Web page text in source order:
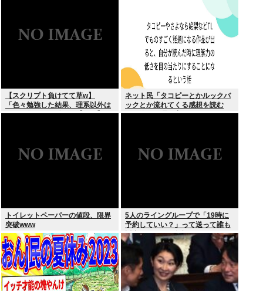
【スクリプト負けてて草w】
「色々勉強した結果、理系以外は
エラー品だと気付いた【ガチ】」
ネット民「タコピーとかルックバ
ックとか流れてくる感想を読む
と、俺って理解力低すぎ！？ って
トイレットペーパーの値段、限界
突破www
5人のライングループで「19時に
予約していい？」って送って誰も
返事しないから無視でいいよね？